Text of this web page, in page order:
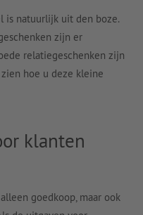
is natuurlijk uit den boze.
zijn er
relatiegeschenken zijn
hoe u deze kleine
klanten
goedkoop, maar ook